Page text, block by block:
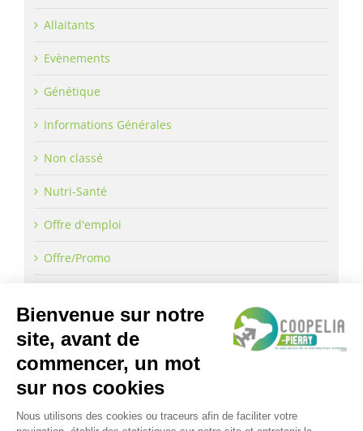
Allaitants
Evènements
Génétique
Informations Générales
Non classé
Nutri-Santé
Offre d'emploi
Offre/Promo
13 Rue Hippolyte Fontaine – 51000 CHALONS EN
Téléphone :03 10 14 85 60
Email:contact@coopelia.com